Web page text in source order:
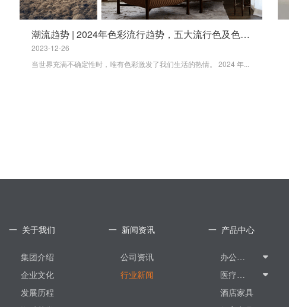
潮流趋势 | 2024年色彩流行趋势，五大流行色及色调，经典配色选择
2023-12-26
当世界充满不确定性时，唯有色彩激发了我们生活的热情。 2024 年...
一 关于我们
集团介绍
企业文化
发展历程
一 新闻资讯
公司资讯
行业新闻
一 产品中心
办公家具
医疗家具
酒店家具